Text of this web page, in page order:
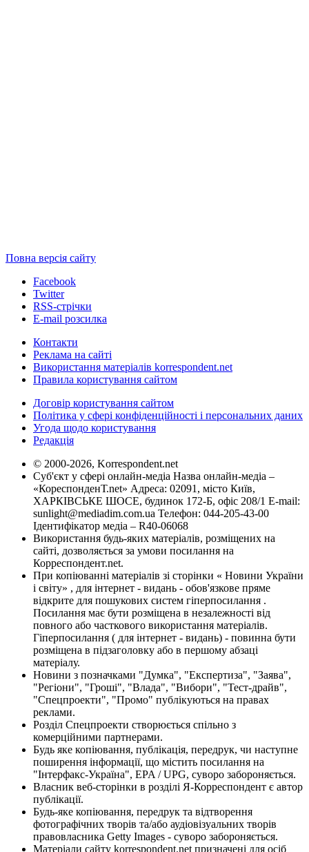
Повна версія сайту
Facebook
Twitter
RSS-стрічки
E-mail розсилка
Контакти
Реклама на сайті
Використання матеріалів korrespondent.net
Правила користування сайтом
Договір користування сайтом
Політика у сфері конфіденційності і персональних даних
Угода щодо користування
Редакція
© 2000-2026, Korrespondent.net
Суб'єкт у сфері онлайн-медіа Назва онлайн-медіа –
«КореспонденТ.net» Адреса: 02091, місто Київ,
ХАРКІВСЬКЕ ШОСЕ, будинок 172-Б, офіс 208/1 E-mail:
sunlight@mediadim.com.ua Телефон: 044-205-43-00
Ідентифікатор медіа – R40-06068
Використання будь-яких матеріалів, розміщених на
сайті, дозволяється за умови посилання на
Корреспондент.net.
При копіюванні матеріалів зі сторінки « Новини України
і світу» , для інтернет - видань - обов'язкове пряме
відкрите для пошукових систем гіперпосилання .
Посилання має бути розміщена в незалежності від
повного або часткового використання матеріалів.
Гіперпосилання ( для інтернет - видань) - повинна бути
розміщена в підзаголовку або в першому абзаці
матеріалу.
Новини з позначками "Думка", "Експертиза", "Заява",
"Регіони", "Гроші", "Влада", "Вибори", "Тест-драйв",
"Спецпроекти", "Промо" публікуються на правах
реклами.
Розділ Спецпроекти створюється спільно з
комерційними партнерами.
Будь яке копіювання, публікація, передрук, чи наступне
поширення інформації, що містить посилання на
"Інтерфакс-Україна", EPA / UPG, суворо забороняється.
Власник веб-сторінки в розділі Я-Корреспондент є автор
публікації.
Будь-яке копіювання, передрук та відтворення
фотографічних творів та/або аудіовізуальних творів
правовласника Getty Images - суворо забороняється.
Матеріали сайту korrespondent.net призначені для осіб